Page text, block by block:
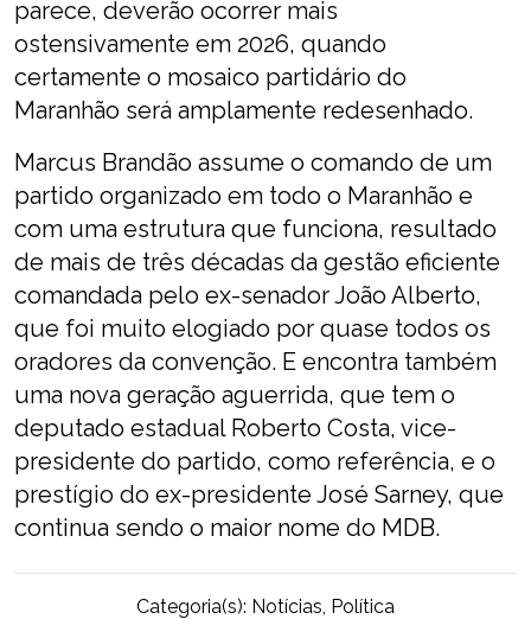
parece, deverão ocorrer mais
ostensivamente em 2026, quando
certamente o mosaico partidário do
Maranhão será amplamente redesenhado.
Marcus Brandão assume o comando de um
partido organizado em todo o Maranhão e
com uma estrutura que funciona, resultado
de mais de três décadas da gestão eficiente
comandada pelo ex-senador João Alberto,
que foi muito elogiado por quase todos os
oradores da convenção. E encontra também
uma nova geração aguerrida, que tem o
deputado estadual Roberto Costa, vice-
presidente do partido, como referência, e o
prestígio do ex-presidente José Sarney, que
continua sendo o maior nome do MDB.
Categoria(s): Notícias, Política